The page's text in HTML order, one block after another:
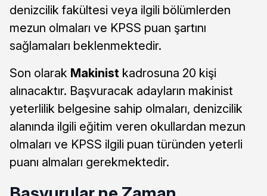
denizcilik fakültesi veya ilgili bölümlerden
mezun olmaları ve KPSS puan şartını
sağlamaları beklenmektedir.
Son olarak Makinist kadrosuna 20 kişi
alınacaktır. Başvuracak adayların makinist
yeterlilik belgesine sahip olmaları, denizcilik
alanında ilgili eğitim veren okullardan mezun
olmaları ve KPSS ilgili puan türünden yeterli
puanı almaları gerekmektedir.